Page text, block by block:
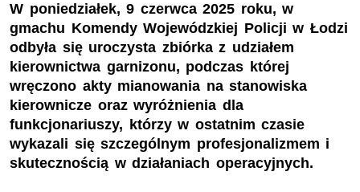
W poniedziałek, 9 czerwca 2025 roku, w
gmachu Komendy Wojewódzkiej Policji w Łodzi
odbyła się uroczysta zbiórka z udziałem
kierownictwa garnizonu, podczas której
wręczono akty mianowania na stanowiska
kierownicze oraz wyróżnienia dla
funkcjonariuszy, którzy w ostatnim czasie
wykazali się szczególnym profesjonalizmem i
skutecznością w działaniach operacyjnych.